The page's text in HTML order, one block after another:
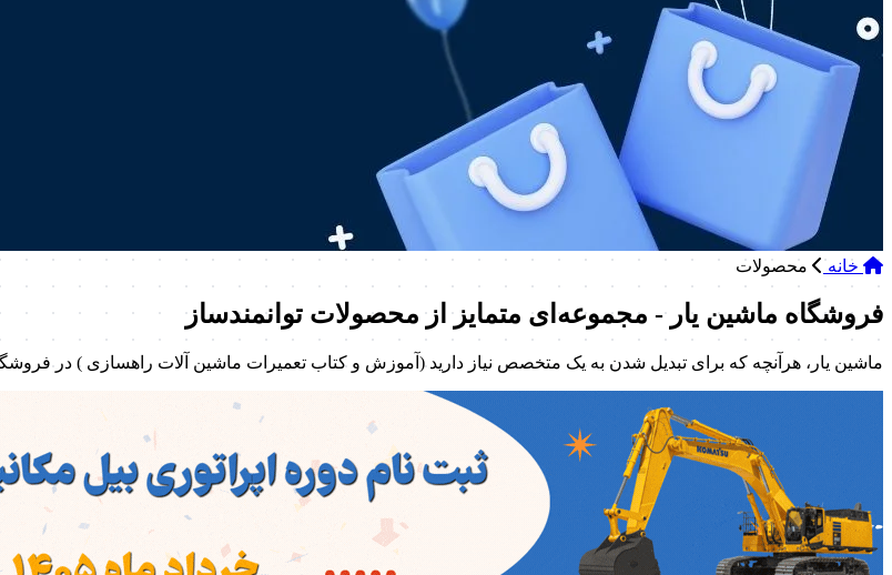
خانه محصولات
فروشگاه ماشین یار - مجموعه‌ای متمایز از محصولات توانمندساز
ماشین یار، هرآنچه که برای تبدیل شدن به یک متخصص نیاز دارید (آموزش و کتاب تعمیرات ماشین آلات راهسازی ) در